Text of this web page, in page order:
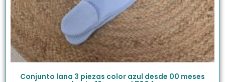
Conjunto lana 3 piezas color azul desde 00 meses